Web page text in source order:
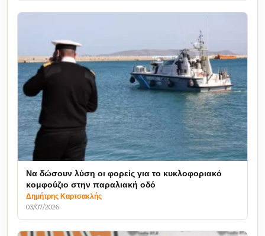
Να δώσουν λύση οι φορείς για το κυκλοφοριακό
κομφούζιο στην παραλιακή οδό
Δημήτρης Καρτσακλής
03/07/2026